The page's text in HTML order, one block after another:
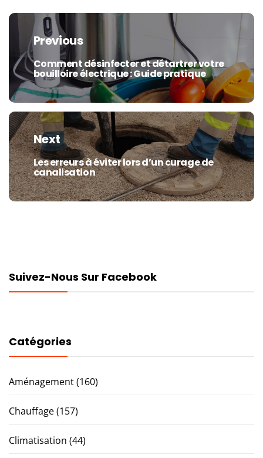
Navigation
de
l’article
Previous
Previous
post:
Comment désinfecter et détartrer votre
bouilloire électrique : Guide pratique
Next
Next
post:
Les erreurs à éviter lors d’un curage de
canalisation
Suivez-Nous Sur Facebook
Catégories
Aménagement(160)
Chauffage(157)
Climatisation (44)